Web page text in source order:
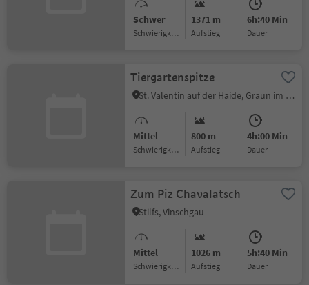
Schwer
Schwierigkeitsgrad
1371 m
Aufstieg
6h:40 Min
Dauer
Tiergartenspitze
St. Valentin auf der Haide, Graun im Vinschgau, Vinschgau
Mittel
Schwierigkeitsgrad
800 m
Aufstieg
4h:00 Min
Dauer
Zum Piz Chavalatsch
Stilfs, Vinschgau
Mittel
Schwierigkeitsgrad
1026 m
Aufstieg
5h:40 Min
Dauer